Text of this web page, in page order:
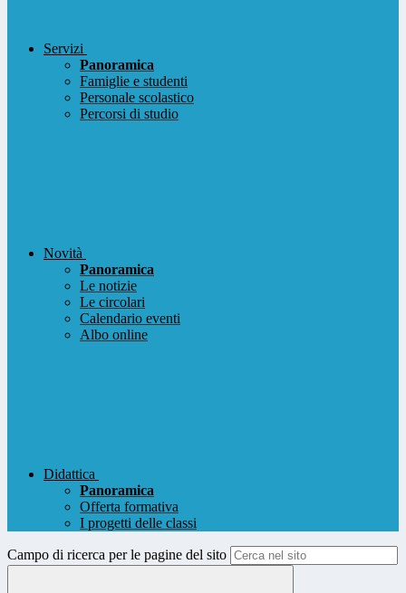
Servizi
Panoramica
Famiglie e studenti
Personale scolastico
Percorsi di studio
Novità
Panoramica
Le notizie
Le circolari
Calendario eventi
Albo online
Didattica
Panoramica
Offerta formativa
I progetti delle classi
Campo di ricerca per le pagine del sito